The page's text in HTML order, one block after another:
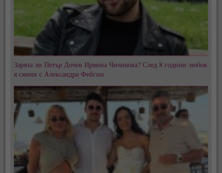
Заряза ли Петър Дочев Ирмена Чичикова? След 8 години любов
я смени с Александра Фейгин